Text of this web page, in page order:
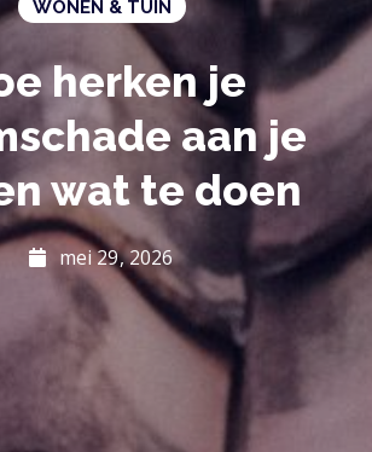
WONEN & TUIN
herken je
aan je
wat te doen
mei 29, 2026